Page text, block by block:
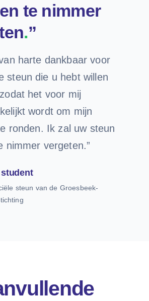
te nimmer
.”
harte dankbaar voor
steun die u hebt willen
het voor mij
wordt om mijn
ronden. Ik zal uw steun
nimmer vergeten.”
steun van de Groesbeek-